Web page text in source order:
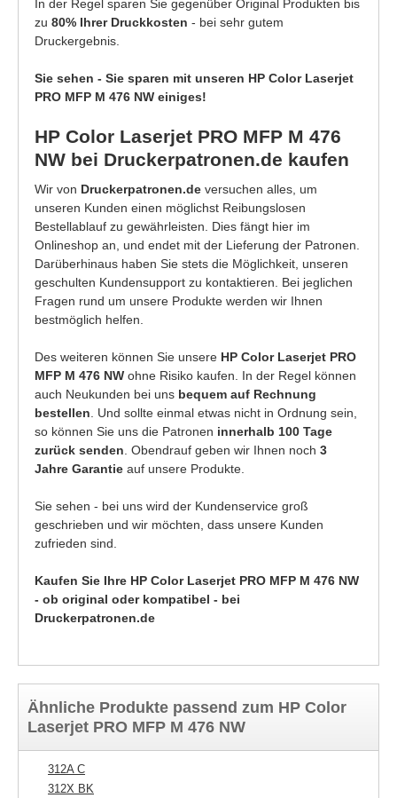
In der Regel sparen Sie gegenüber Original Produkten bis
zu 80% Ihrer Druckkosten - bei sehr gutem
Druckergebnis.
Sie sehen - Sie sparen mit unseren HP Color Laserjet
PRO MFP M 476 NW einiges!
HP Color Laserjet PRO MFP M 476
NW bei Druckerpatronen.de kaufen
Wir von Druckerpatronen.de versuchen alles, um
unseren Kunden einen möglichst Reibungslosen
Bestellablauf zu gewährleisten. Dies fängt hier im
Onlineshop an, und endet mit der Lieferung der Patronen.
Darüberhinaus haben Sie stets die Möglichkeit, unseren
geschulten Kundensupport zu kontaktieren. Bei jeglichen
Fragen rund um unsere Produkte werden wir Ihnen
bestmöglich helfen.
Des weiteren können Sie unsere HP Color Laserjet PRO
MFP M 476 NW ohne Risiko kaufen. In der Regel können
auch Neukunden bei uns bequem auf Rechnung
bestellen . Und sollte einmal etwas nicht in Ordnung sein,
so können Sie uns die Patronen innerhalb 100 Tage
zurück senden . Obendrauf geben wir Ihnen noch 3
Jahre Garantie auf unsere Produkte.
Sie sehen - bei uns wird der Kundenservice groß
geschrieben und wir möchten, dass unsere Kunden
zufrieden sind.
Kaufen Sie Ihre HP Color Laserjet PRO MFP M 476 NW
- ob original oder kompatibel - bei
Druckerpatronen.de
Ähnliche Produkte passend zum HP Color
Laserjet PRO MFP M 476 NW
312A C
312X BK